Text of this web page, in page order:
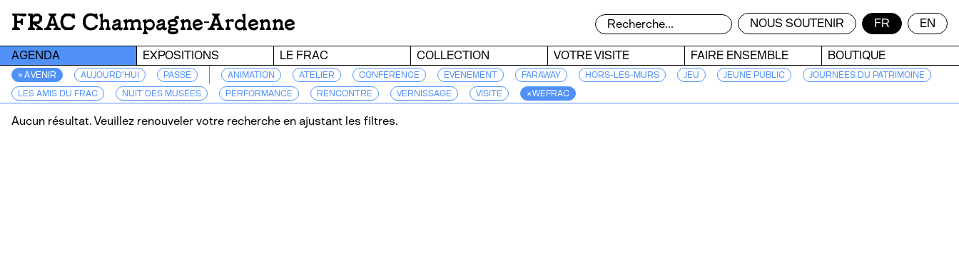
FRAC Champagne-Ardenne NOUS SOUTENIR FR EN
AGENDA EXPOSITIONS LE FRAC COLLECTION VOTRE VISITE FAIRE ENSEMBLE BOUTIQUE
× À VENIR AUJOURD’HUI PASSÉ ANIMATION ATELIER CONFÉRENCE ÉVÉNEMENT FARAWAY HORS-LES-MURS JEU JEUNE PUBLIC
JOURNÉES DU PATRIMOINE
LES AMIS DU FRAC
NUIT DES MUSÉES PERFORMANCE RENCONTRE VERNISSAGE VISITE × WEFRAC
Aucun résultat. Veuillez renouveler votre recherche en ajustant les filtres.